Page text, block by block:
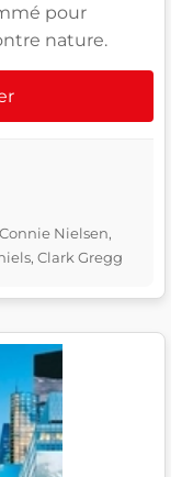
pour
nature.
Nielsen,
Clark Gregg